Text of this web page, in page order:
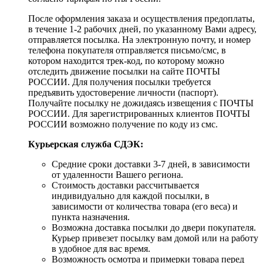
После оформления заказа и осуществления предоплаты,
в течение 1-2 рабочих дней, по указанному Вами адресу,
отправляется посылка. На электронную почту, и номер
телефона покупателя отправляется письмо/смс, в
котором находится трек-код, по которому можно
отследить движение посылки на сайте ПОЧТЫ
РОССИИ. Для получения посылки требуется
предъявить удостоверение личности (паспорт).
Получайте посылку не дожидаясь извещения с ПОЧТЫ
РОССИИ. Для зарегистрированных клиентов ПОЧТЫ
РОССИИ возможно получение по коду из смс.
Курьерская служба СДЭК:
Средние сроки доставки 3-7 дней, в зависимости
от удаленности Вашего региона.
Стоимость доставки рассчитывается
индивидуально для каждой посылки, в
зависимости от количества товара (его веса) и
пункта назначения.
Возможна доставка посылки до двери покупателя.
Курьер привезет посылку вам домой или на работу
в удобное для вас время.
Возможность осмотра и примерки товара перед